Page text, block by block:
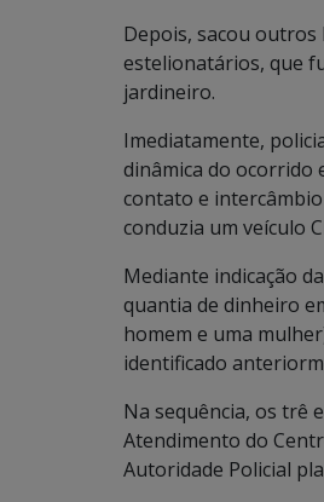
Depois, sacou outros
estelionatários, que
jardineiro.
Imediatamente,
dinâmica do ocorrido
contato e intercâmbio
conduzia um veículo
Mediante indicação
quantia de dinheiro
homem e uma
identificado
Na sequência, os trê
Atendimento do
Autoridade Policial